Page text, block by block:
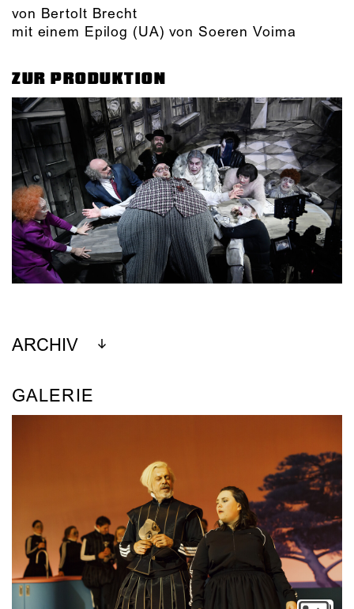
von Bertolt Brecht
mit einem Epilog (UA) von Soeren Voima
ZUR PRODUKTION
ARCHIV
GALERIE